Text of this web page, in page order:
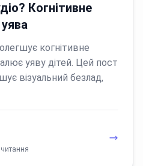
Когнітивне
когнітивне
уяву дітей. Цей пост
візуальний безлад,